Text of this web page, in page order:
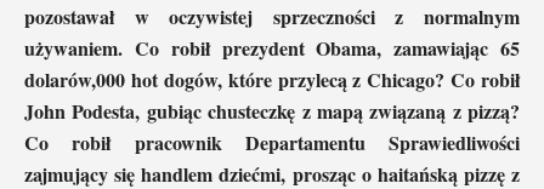
pozostawał w oczywistej sprzeczności z normalnym
używaniem. Co robił prezydent Obama, zamawiając 65
dolarów,000 hot dogów, które przylecą z Chicago? Co robił
John Podesta, gubiąc chusteczkę z mapą związaną z pizzą?
Co robił pracownik Departamentu Sprawiedliwości
zajmujący się handlem dziećmi, prosząc o haitańską pizzę z